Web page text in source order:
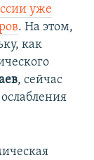
уже
. На этом,
как
, сейчас